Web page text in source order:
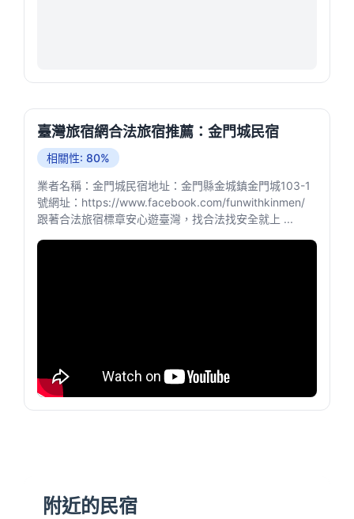
臺灣旅宿網合法旅宿推薦：金門城民宿
相關性: 80%
業者名稱：金門城民宿地址：金門縣金城鎮金門城103-1
號網址：https://www.facebook.com/funwithkinmen/
跟著合法旅宿標章安心遊臺灣，找合法找安全就上 ...
附近的民宿